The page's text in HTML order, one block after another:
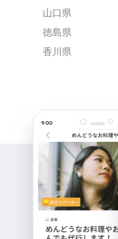
山口県
徳島県
香川県